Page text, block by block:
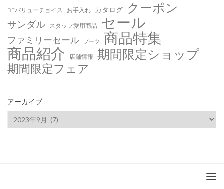
BFバリューチョイス お手入れ カタログ クーポン
サンダル スタッフ愛用商品 セール
ファミリーセール ブーツ 商品特集
商品紹介 店舗情報 期間限定ショップ
期間限定フェア
アーカイブ
ア
ー